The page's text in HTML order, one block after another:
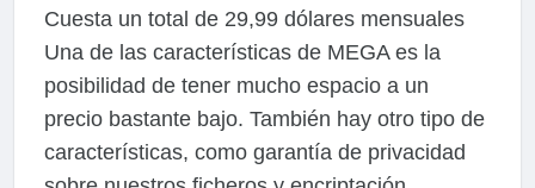
Cuesta un total de 29,99 dólares mensuales
Una de las características de MEGA es la
posibilidad de tener mucho espacio a un
precio bastante bajo. También hay otro tipo de
características, como garantía de privacidad